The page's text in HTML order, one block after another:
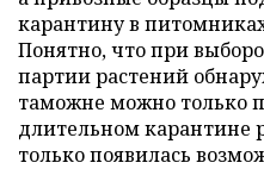
карантину в
Понятно, что при
партии растений
таможне можно только
длительном карантине
только появилась